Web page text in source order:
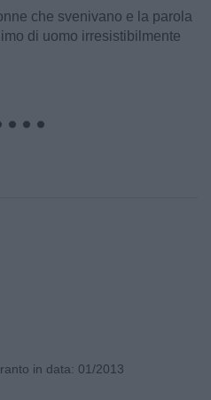
che svenivano e la parola
di uomo irresistibilmente
in data: 01/2013